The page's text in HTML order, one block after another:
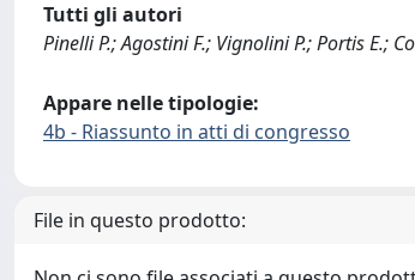
Tutti gli autori
Pinelli P.; Agostini F.; Vignolini P.; Portis E.;
Appare nelle tipologie:
4b - Riassunto in atti di congresso
File in questo prodotto: